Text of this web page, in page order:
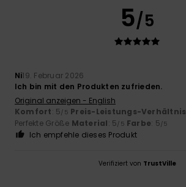
5/5
Ni19. Februar 2026
Ich bin mit den Produkten zufrieden.
Original anzeigen - English
Komfort: 5/5 Preis-Leistungs-Verhältnis
Perfekte Größe Material: 5/5 Farbe: 5/5
Ich empfehle dieses Produkt
Verifiziert von TrustVille